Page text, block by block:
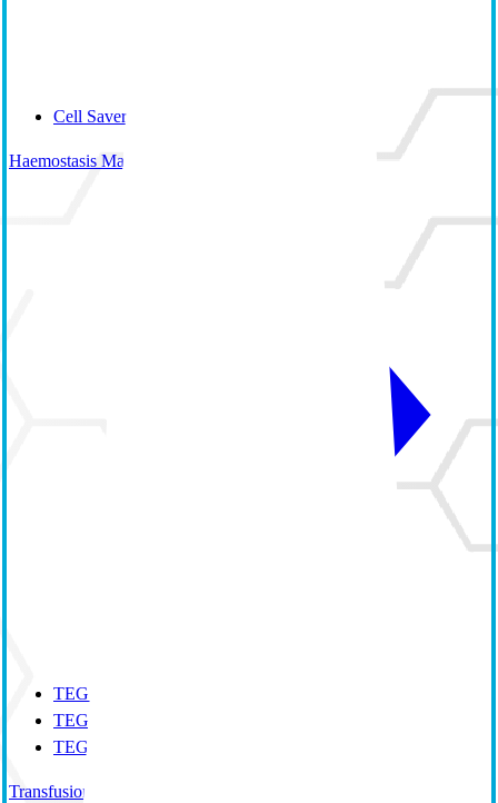
Cell Saver Elite+
Haemostasis Management
TEG 6s
TEG 5000
TEG Manager
Transfusion Management